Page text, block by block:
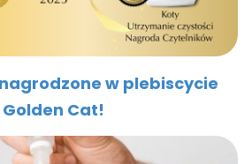
w plebiscycie
Cat!